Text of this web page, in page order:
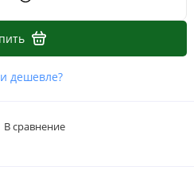
дешевле?
В сравнение